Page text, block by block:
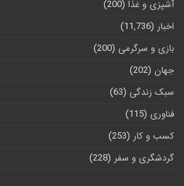
آشپزی و غذا (200)
اخبار (11,736)
بازی و سرگرمی (200)
جهان (202)
سبک زندگی (63)
فناوری (115)
کسب و کار (253)
گردشگری و سفر (228)